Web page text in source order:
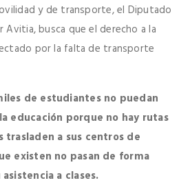
y de transporte, el Diputado
Avitia, busca que el derecho a la
por la falta de transporte
de estudiantes no puedan
educación porque no hay rutas
a sus centros de
existen no pasan de forma
a clases.